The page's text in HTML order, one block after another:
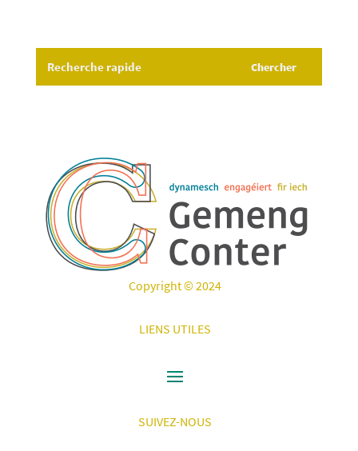
Copyright © 2024
LIENS UTILES
SUIVEZ-NOUS